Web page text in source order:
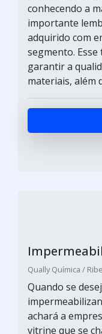
conhecendo a
importante
adquirido com
segmento.
garantir a
materiais, além
Qually Química /
Quando se
achará a
vitrine que se